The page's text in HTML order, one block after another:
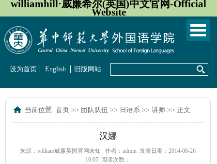
williamhill·威廉希尔(英国)中文官网-Official
Website
设为首页 English 旧版网站
当前位置:首页 >> 团队队伍 >> 日语系 >>讲师 >> 正文
汉娜
来源：william威廉英国官网未知 作者：admin 发表日期：2014-08-26
10:05 阅读次数：